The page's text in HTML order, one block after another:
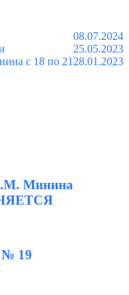
08.07.2024
25.05.2023
28.01.2023
с 18 по 21
Минина
№ 19